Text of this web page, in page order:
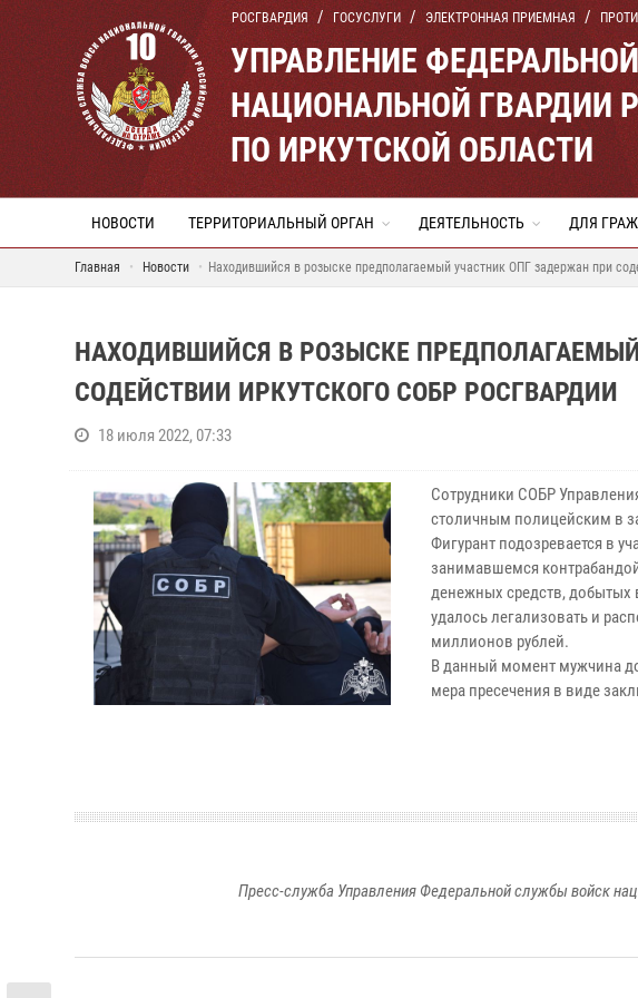
РОСГВАРДИЯ ГОСУСЛУГИ ЭЛЕКТРОННАЯ ПРИЕМНАЯ
УПРАВЛЕНИЕ
НАЦИОНАЛЬНОЙ ГВАРДИИ
ПО ИРКУТСКОЙ ОБЛАСТИ
НОВОСТИ ТЕРРИТОРИАЛЬНЫЙ ОРГАН ДЕЯТЕЛЬНОСТЬ ДЛЯ
Главная Новости Находившийся в розыске предполагаемый участник ОПГ задержан при
НАХОДИВШИЙСЯ В РОЗЫСКЕ
СОДЕЙСТВИИ ИРКУТСКОГО СОБР РОСГВАРДИИ
18 июля 2022, 07:33
Сотрудники СОБР
столичным полицейским в
Фигурант подозревается в
занимавшемся
денежных средств, добытых
удалось легализовать и
миллионов рублей.
В данный момент мужчина
мера пресечения в виде
Пресс-служба Управления Федеральной службы войск